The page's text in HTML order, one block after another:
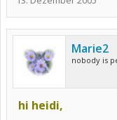
Marie2
nobody is
hi heidi,